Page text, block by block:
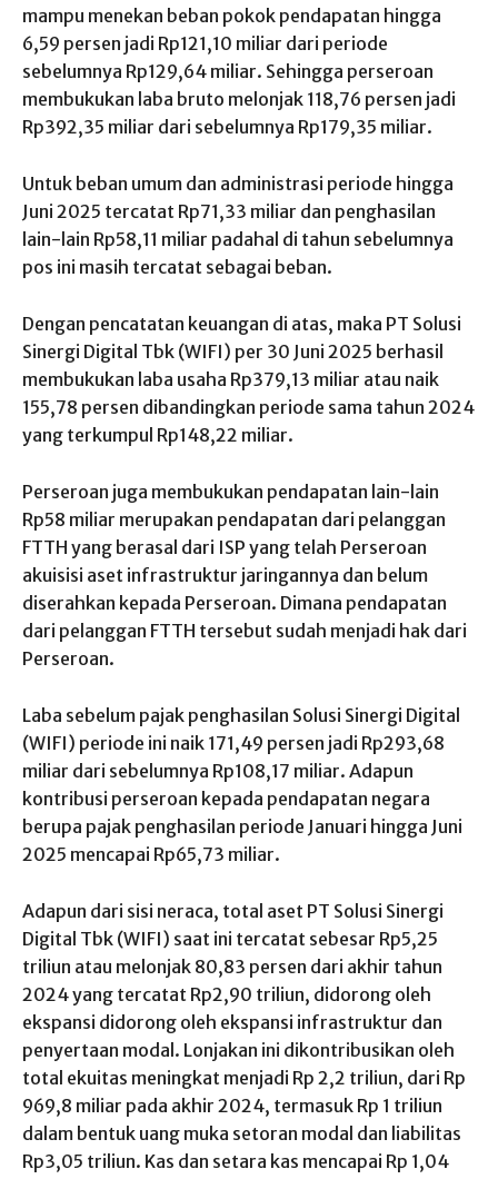
mampu menekan beban pokok pendapatan hingga
6,59 persen jadi Rp121,10 miliar dari periode
sebelumnya Rp129,64 miliar. Sehingga perseroan
membukukan laba bruto melonjak 118,76 persen jadi
Rp392,35 miliar dari sebelumnya Rp179,35 miliar.
Untuk beban umum dan administrasi periode hingga
Juni 2025 tercatat Rp71,33 miliar dan penghasilan
lain-lain Rp58,11 miliar padahal di tahun sebelumnya
pos ini masih tercatat sebagai beban.
Dengan pencatatan keuangan di atas, maka PT Solusi
Sinergi Digital Tbk (WIFI) per 30 Juni 2025 berhasil
membukukan laba usaha Rp379,13 miliar atau naik
155,78 persen dibandingkan periode sama tahun 2024
yang terkumpul Rp148,22 miliar.
Perseroan juga membukukan pendapatan lain-lain
Rp58 miliar merupakan pendapatan dari pelanggan
FTTH yang berasal dari ISP yang telah Perseroan
akuisisi aset infrastruktur jaringannya dan belum
diserahkan kepada Perseroan. Dimana pendapatan
dari pelanggan FTTH tersebut sudah menjadi hak dari
Perseroan.
Laba sebelum pajak penghasilan Solusi Sinergi Digital
(WIFI) periode ini naik 171,49 persen jadi Rp293,68
miliar dari sebelumnya Rp108,17 miliar. Adapun
kontribusi perseroan kepada pendapatan negara
berupa pajak penghasilan periode Januari hingga Juni
2025 mencapai Rp65,73 miliar.
Adapun dari sisi neraca, total aset PT Solusi Sinergi
Digital Tbk (WIFI) saat ini tercatat sebesar Rp5,25
triliun atau melonjak 80,83 persen dari akhir tahun
2024 yang tercatat Rp2,90 triliun, didorong oleh
ekspansi didorong oleh ekspansi infrastruktur dan
penyertaan modal. Lonjakan ini dikontribusikan oleh
total ekuitas meningkat menjadi Rp 2,2 triliun, dari Rp
969,8 miliar pada akhir 2024, termasuk Rp 1 triliun
dalam bentuk uang muka setoran modal dan liabilitas
Rp3,05 triliun. Kas dan setara kas mencapai Rp 1,04